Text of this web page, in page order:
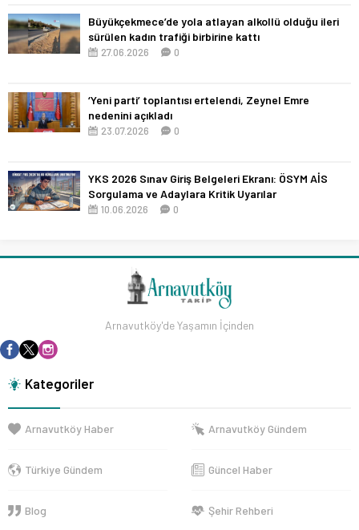
Büyükçekmece’de yola atlayan alkollü olduğu ileri
sürülen kadın trafiği birbirine kattı
27.06.2026 0
‘Yeni parti’ toplantısı ertelendi, Zeynel Emre
nedenini açıkladı
23.07.2026 0
YKS 2026 Sınav Giriş Belgeleri Ekranı: ÖSYM AİS
Sorgulama ve Adaylara Kritik Uyarılar
10.06.2026 0
Arnavutköy'de Yaşamın İçinden
Kategoriler
Arnavutköy Haber Arnavutköy Gündem
Türkiye Gündem Güncel Haber
Blog Şehir Rehberi